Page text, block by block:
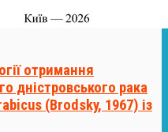
отримання
дністровського рака
(Brodsky, 1967) із